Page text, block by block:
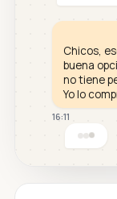
Chicos,
buena
no tiene
Yo lo
16:11